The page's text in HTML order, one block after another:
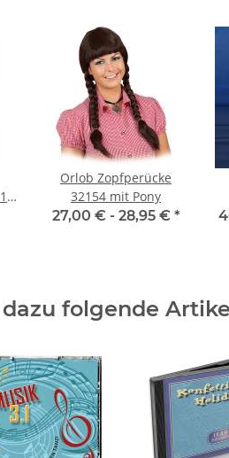
Orlob Zopfperücke
32154 mit Pony
27,00 € - 28,95 € *
folgende